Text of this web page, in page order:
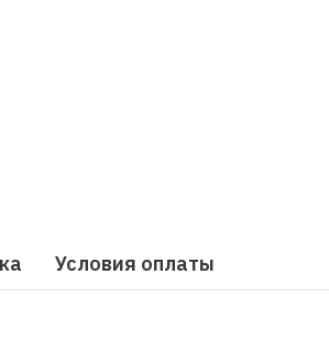
Условия оплаты